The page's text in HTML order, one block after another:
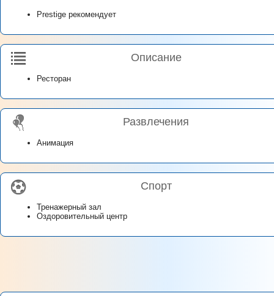
Prestige рекомендует
Описание
Ресторан
Развлечения
Анимация
Спорт
Тренажерный зал
Оздоровительный центр